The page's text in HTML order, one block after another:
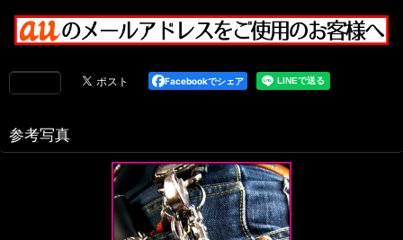
Facebookでシェア
参考写真